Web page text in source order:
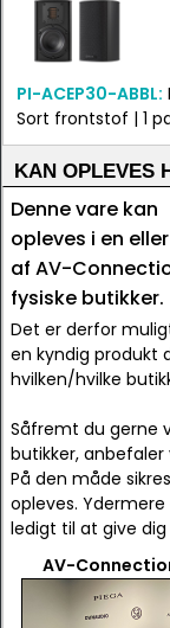
PI-ACEP30-ABBL:
Sort frontstof | 1
KAN OPLEVES
Denne vare kan
opleves i en
af AV-
fysiske butikker.
Det er derfor
en kyndig produkt
hvilken/hvilke
Såfremt du gerne
butikker,
På den måde
opleves.
ledigt til at give
AV-